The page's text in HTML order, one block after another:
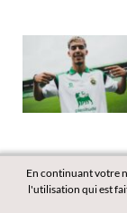
En continuant votre
l'utilisation qui est